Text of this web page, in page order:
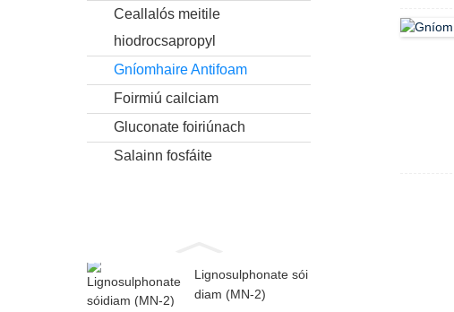
Ceallalós meitile
hiodrocsapropyl
Gníomhaire Antifoam
Foirmiú cailciam
Gluconate foiriúnach
Salainn fosfáite
Lignosulphonate sói
diam (MN-2)